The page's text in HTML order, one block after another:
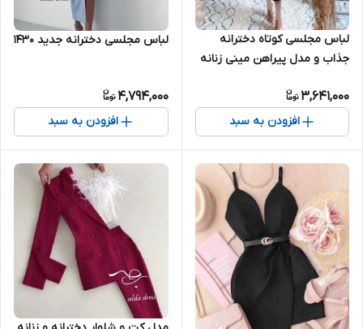
لباس مجلسی کوتاه دخترانه
جذاب و مدل پیراهن مینی زنانه
3,641,000
افزودن به سبد
لباس مجلسی دخترانه جدید ۱۴۳۰
4,794,000
افزودن به سبد